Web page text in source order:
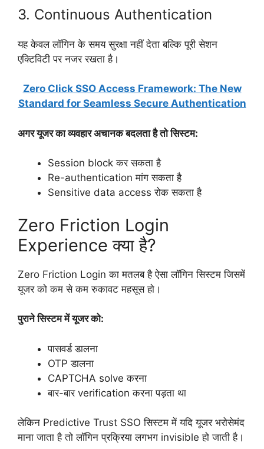
3. Continuous Authentication
यह केवल लॉगिन के समय सुरक्षा नहीं देता बल्कि पूरी सेशन
एक्टिविटी पर नजर रखता है।
Zero Click SSO Access Framework: The New
Standard for Seamless Secure Authentication
अगर यूजर का व्यवहार अचानक बदलता है तो सिस्टम:
Session block कर सकता है
Re-authentication मांग सकता है
Sensitive data access रोक सकता है
Zero Friction Login
Experience क्या है?
Zero Friction Login का मतलब है ऐसा लॉगिन सिस्टम जिसमें
यूजर को कम से कम रुकावट महसूस हो।
पुराने सिस्टम में यूजर को:
पासवर्ड डालना
OTP डालना
CAPTCHA solve करना
बार-बार verification करना पड़ता था
लेकिन Predictive Trust SSO सिस्टम में यदि यूजर भरोसेमंद
माना जाता है तो लॉगिन प्रक्रिया लगभग invisible हो जाती है।